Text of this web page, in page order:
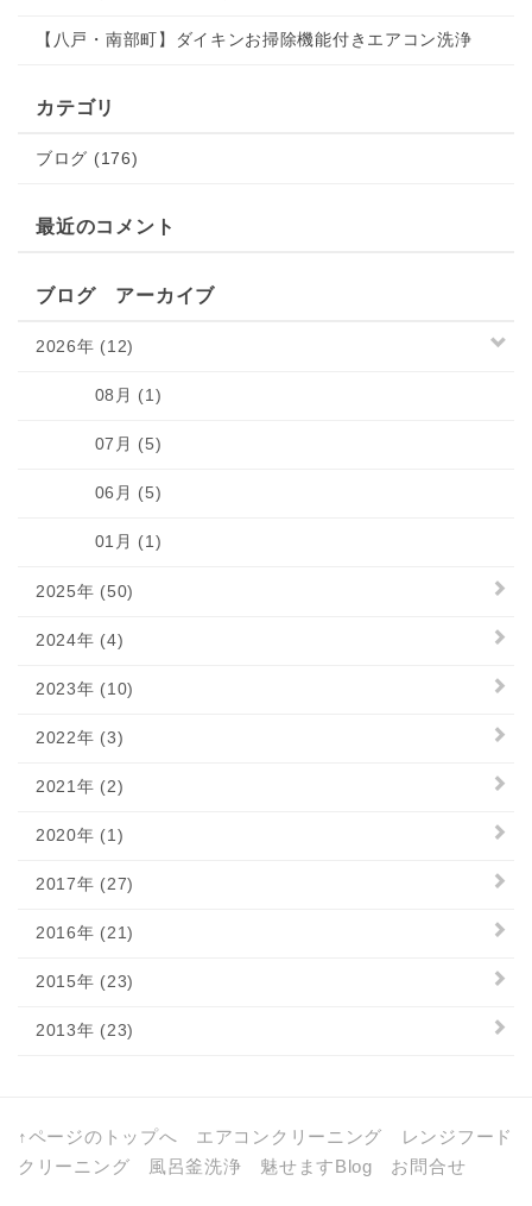
【八戸・南部町】ダイキンお掃除機能付きエアコン洗浄
カテゴリ
ブログ (176)
最近のコメント
ブログ アーカイブ
2026年 (12)
08月 (1)
07月 (5)
06月 (5)
01月 (1)
2025年 (50)
2024年 (4)
2023年 (10)
2022年 (3)
2021年 (2)
2020年 (1)
2017年 (27)
2016年 (21)
2015年 (23)
2013年 (23)
↑ページのトップへ エアコンクリーニング
レンジフード
クリーニング
風呂釜洗浄 魅せますBlog お問合せ